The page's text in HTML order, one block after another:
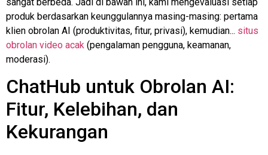
produk berdasarkan keunggulannya masing-masing: pertama
klien obrolan AI (produktivitas, fitur, privasi), kemudian... situs
obrolan video acak (pengalaman pengguna, keamanan,
moderasi).
ChatHub untuk Obrolan AI:
Fitur, Kelebihan, dan
Kekurangan